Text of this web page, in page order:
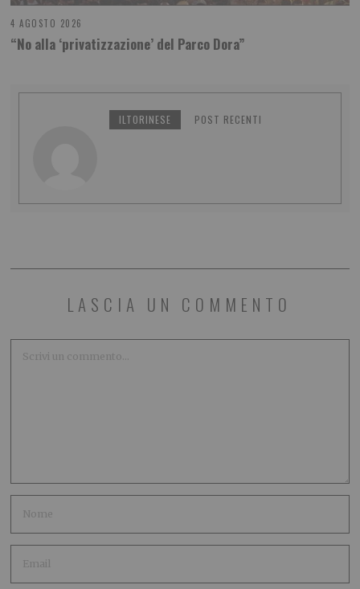
4 AGOSTO 2026
“No alla ‘privatizzazione’ del Parco Dora”
ILTORINESE POST RECENTI
LASCIA UN COMMENTO